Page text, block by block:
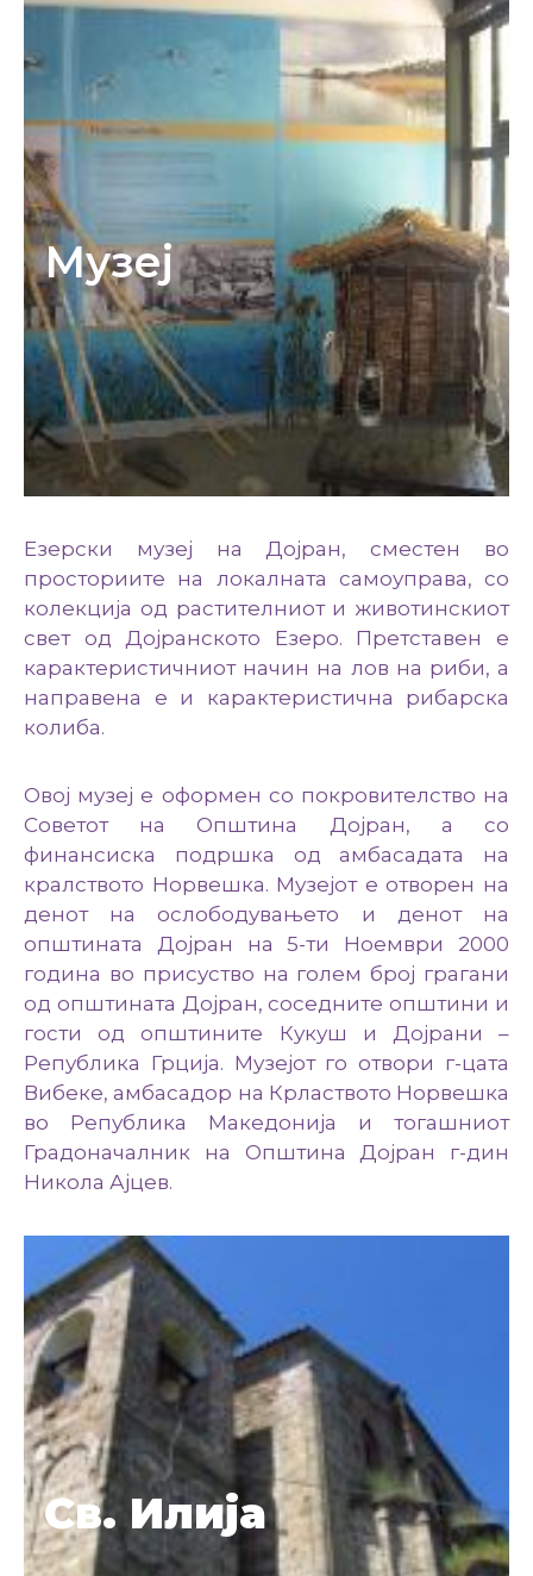
Музеј
Езерски музеј на Дојран, сместен во
просториите на локалната самоуправа, со
колекција од растителниот и животинскиот
свет од Дојранското Езеро. Претставен е
карактеристичниот начин на лов на риби, а
направена е и карактеристична рибарска
колиба.
Овој музеј е оформен со покровителство на
Советот на Општина Дојран, а со
финансиска подршка од амбасадата на
кралството Норвешка. Музејот е отворен на
денот на ослободувањето и денот на
општината Дојран на 5-ти Ноември 2000
година во присуство на голем број грагани
од општината Дојран, соседните општини и
гости од општините Кукуш и Дојрани –
Република Грција. Музејот го отвори г-цата
Вибеке, амбасадор на Крлаството Норвешка
во Република Македонија и тогашниот
Градоначалник на Општина Дојран г-дин
Никола Ајцев.
Св. Илија